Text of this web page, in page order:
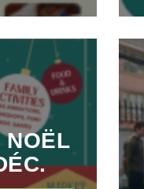
NOËL